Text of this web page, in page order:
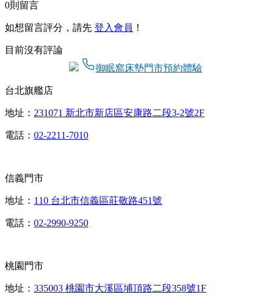
0則留言
如想留言評分，請先 登入會員 ！
目前沒有評論
御眠窩床墊門市預約體驗
台北旗艦店
地址： 231071 新北市新店區安康路二段3-2號2F
電話： 02-2211-7010
信義門市
地址： 110 台北市信義區莊敬路451號
電話： 02-2990-9250
桃園門市
地址： 335003 桃園市大溪區埔頂路二段358號1F